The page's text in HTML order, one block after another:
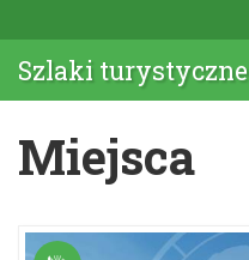
Szlaki
Miejsca